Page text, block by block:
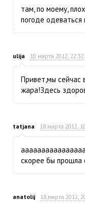
там, по моему,
погоде одеваться
ulija 10 марта 2012, 22:32
Привет,мы сейчас
жара!Здесь
tatjana 18 марта 2012,
скорее бы
anatolij 18 марта 2012,